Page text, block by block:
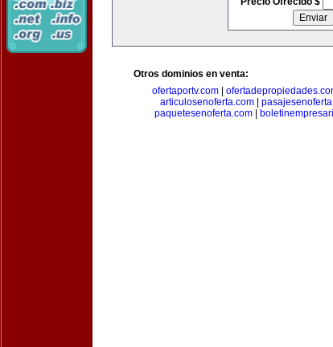
Otros dominios en venta:
ofertaportv.com
articulosenoferta.com
paquetesenoferta.com|